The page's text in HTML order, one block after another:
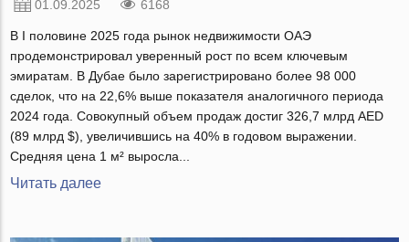
01.09.2025 6168
В I половине 2025 года рынок недвижимости ОАЭ
продемонстрировал уверенный рост по всем ключевым
эмиратам. В Дубае было зарегистрировано более 98 000
сделок, что на 22,6% выше показателя аналогичного периода
2024 года. Совокупный объем продаж достиг 326,7 млрд AED
(89 млрд $), увеличившись на 40% в годовом выражении.
Средняя цена 1 м² выросла...
Читать далее